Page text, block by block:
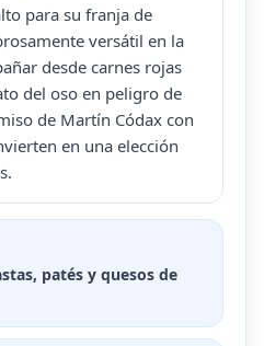
para su franja de
versátil en la
desde carnes rojas
del oso en peligro de
de Martín Códax con
en una elección
patés y quesos de